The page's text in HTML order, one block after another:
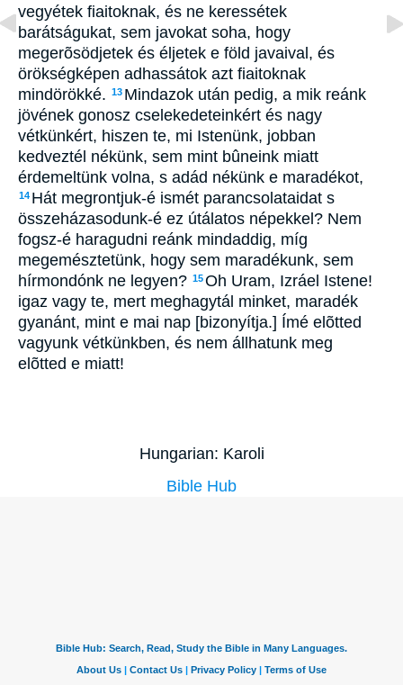
vegyétek fiaitoknak, és ne keressétek
barátságukat, sem javokat soha, hogy
megerõsödjetek és éljetek e föld javaival, és
örökségképen adhassátok azt fiaitoknak
mindörökké. 13 Mindazok után pedig, a mik reánk
jövének gonosz cselekedeteinkért és nagy
vétkünkért, hiszen te, mi Istenünk, jobban
kedveztél nékünk, sem mint bûneink miatt
érdemeltünk volna, s adád nékünk e maradékot,
14 Hát megrontjuk-é ismét parancsolataidat s
összeházasodunk-é ez útálatos népekkel? Nem
fogsz-é haragudni reánk mindaddig, míg
megemésztetünk, hogy sem maradékunk, sem
hírmondónk ne legyen? 15Oh Uram, Izráel Istene!
igaz vagy te, mert meghagytál minket, maradék
gyanánt, mint e mai nap [bizonyítja.] Ímé elõtted
vagyunk vétkünkben, és nem állhatunk meg
elõtted e miatt!
Hungarian: Karoli
Bible Hub